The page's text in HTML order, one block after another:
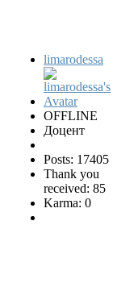
limarodessa
OFFLINE
Доцент
Posts: 17405
Thank you
received: 85
Karma: 0